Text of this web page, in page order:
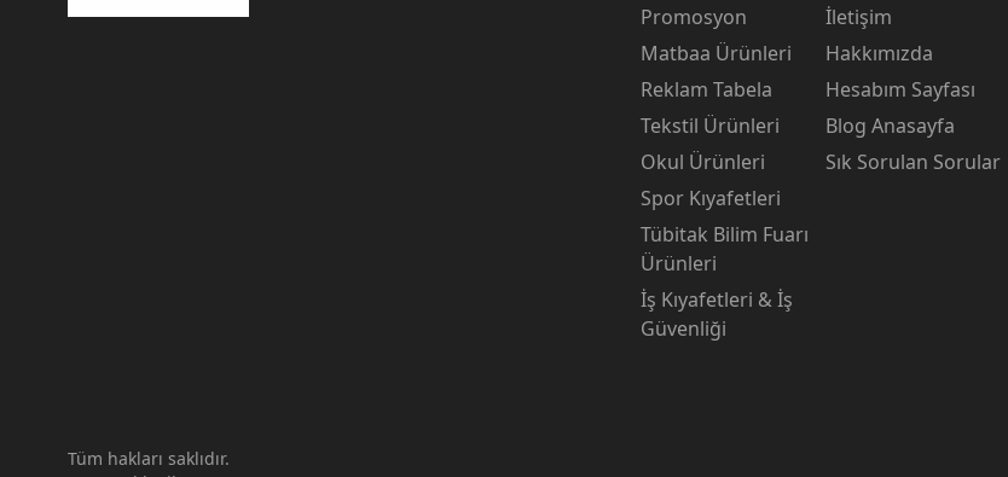
Promosyon
Matbaa Ürünleri
Reklam Tabela
Tekstil Ürünleri
Okul Ürünleri
Spor Kıyafetleri
Tübitak Bilim Fuarı
Ürünleri
İş Kıyafetleri & İş
Güvenliği
İletişim
Hakkımızda
Hesabım Sayfası
Blog Anasayfa
Sık Sorulan Sorular
Tüm hakları saklıdır.